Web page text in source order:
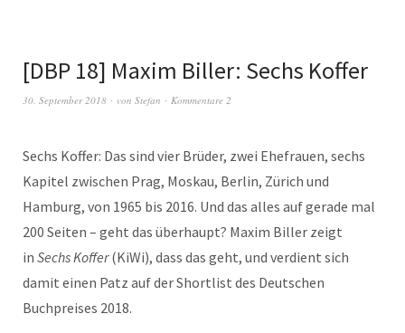
[DBP 18] Maxim Biller: Sechs Koffer
30. September 2018 von Stefan Kommentare 2
Sechs Koffer: Das sind vier Brüder, zwei Ehefrauen, sechs
Kapitel zwischen Prag, Moskau, Berlin, Zürich und
Hamburg, von 1965 bis 2016. Und das alles auf gerade mal
200 Seiten – geht das überhaupt? Maxim Biller zeigt
in Sechs Koffer(KiWi), dass das geht, und verdient sich
damit einen Patz auf der Shortlist des Deutschen
Buchpreises 2018.